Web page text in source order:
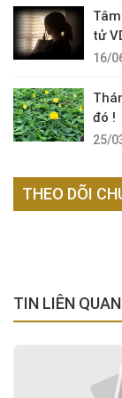
tử
16/
đó !
25/
THEO DÕI
TIN LIÊN QUAN